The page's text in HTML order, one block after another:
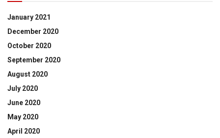
January 2021
December 2020
October 2020
September 2020
August 2020
July 2020
June 2020
May 2020
April 2020